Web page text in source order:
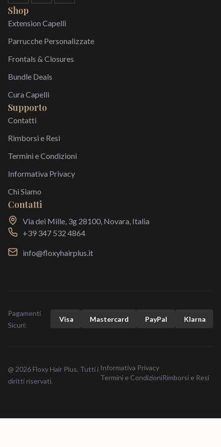
Shop
Extension Capelli
Parrucche Personalizzate
Frontals & Closures
Bundle Deals
Cura Capelli
Supporto
Contatti
Rimborsi e Resi
Termini e Condizioni
Informativa Privacy
Chi Siamo
Contatti
Via dei Mille, 3g 28100, Novara, Italia
+39 347 532 4864
info@floxyhairplus.it
Pagamenti
Sicuri:
Visa Mastercard PayPal Klarna
@ 2026 Floxy Hair Plus. Tutti i
diritti riservati.
Informativa Privacy
Termini e CondizioniRimborsi e Resi